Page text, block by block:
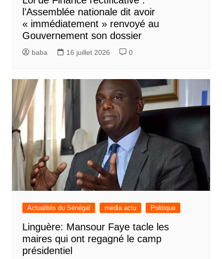
l’Assemblée nationale dit avoir
« immédiatement » renvoyé au
Gouvernement son dossier
baba 16 juillet 2026 0
Actualités du Sénégal média actu Politique
Linguère: Mansour Faye tacle les
maires qui ont regagné le camp
présidentiel